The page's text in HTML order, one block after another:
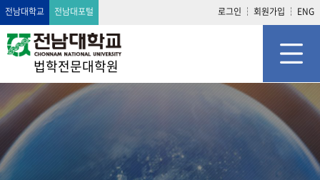
전남대학교 전남대포털 로그인 회원가입 ENG
법학전문대학원